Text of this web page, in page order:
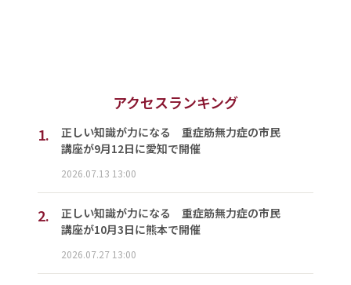
アクセスランキング
1.
正しい知識が力になる 重症筋無力症の市民
講座が9月12日に愛知で開催
2026.07.13 13:00
2.
正しい知識が力になる 重症筋無力症の市民
講座が10月3日に熊本で開催
2026.07.27 13:00